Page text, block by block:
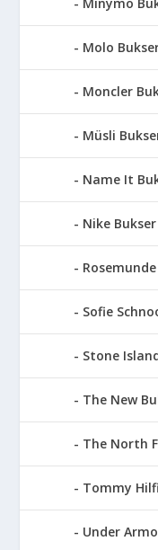
Molo
Moncler
Müsli
Name It
Nike
Sofie
Stone
The New
The North
Tommy
Under